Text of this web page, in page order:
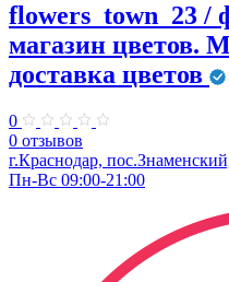
flowers_town_23 /
магазин цветов.
доставка цветов
0
0 отзывов
г.Краснодар,
Пн-Вс 09:00-21:00